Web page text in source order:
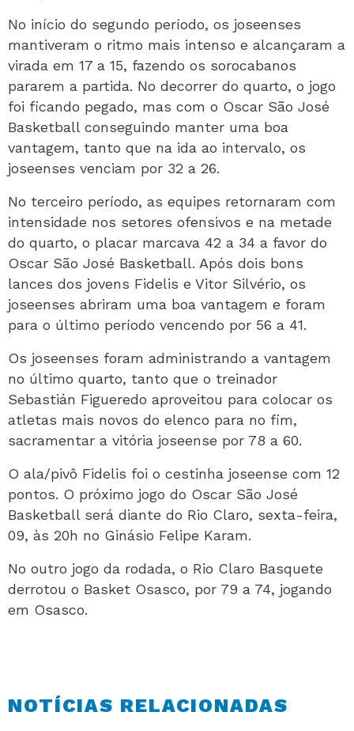
No início do segundo período, os joseenses
mantiveram o ritmo mais intenso e alcançaram a
virada em 17 a 15, fazendo os sorocabanos
pararem a partida. No decorrer do quarto, o jogo
foi ficando pegado, mas com o Oscar São José
Basketball conseguindo manter uma boa
vantagem, tanto que na ida ao intervalo, os
joseenses venciam por 32 a 26.
No terceiro período, as equipes retornaram com
intensidade nos setores ofensivos e na metade
do quarto, o placar marcava 42 a 34 a favor do
Oscar São José Basketball. Após dois bons
lances dos jovens Fidelis e Vitor Silvério, os
joseenses abriram uma boa vantagem e foram
para o último período vencendo por 56 a 41.
Os joseenses foram administrando a vantagem
no último quarto, tanto que o treinador
Sebastián Figueredo aproveitou para colocar os
atletas mais novos do elenco para no fim,
sacramentar a vitória joseense por 78 a 60.
O ala/pivô Fidelis foi o cestinha joseense com 12
pontos. O próximo jogo do Oscar São José
Basketball será diante do Rio Claro, sexta-feira,
09, às 20h no Ginásio Felipe Karam.
No outro jogo da rodada, o Rio Claro Basquete
derrotou o Basket Osasco, por 79 a 74, jogando
em Osasco.
NOTÍCIAS RELACIONADAS